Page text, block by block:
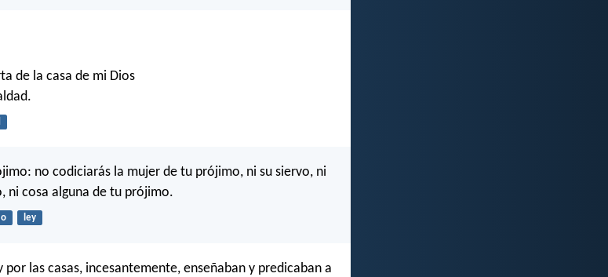
de la casa de mi Dios
no codiciarás la mujer de tu prójimo, ni su siervo, ni
ni cosa alguna de tu prójimo.
ley
por las casas, incesantemente, enseñaban y predicaban a